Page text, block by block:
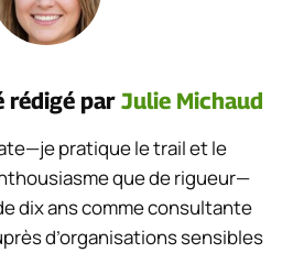
rédigé par Julie Michaud
pratique le trail et le
que de rigueur—
dix ans comme consultante
d’organisations sensibles